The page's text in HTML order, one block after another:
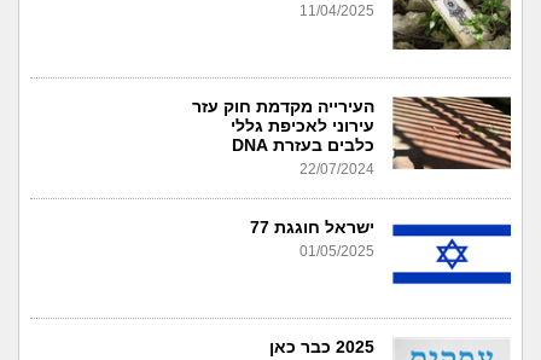
11/04/2025
העירייה מקדמת חוק עזר
עירוני לאכיפת גללי
כלבים בעזרת DNA
22/07/2024
ישראל חוגגת 77
01/05/2025
2025 כבר כאן